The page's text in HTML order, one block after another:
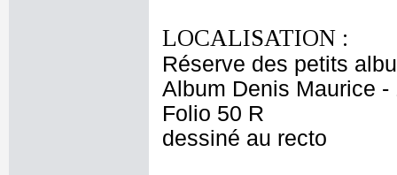
LOCALISATION :
Réserve des petits
Album Denis Maurice -
Folio 50 R
dessiné au recto